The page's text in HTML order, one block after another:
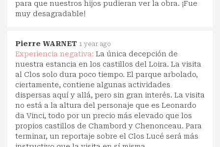
para que nuestros hijos pudieran ver la obra. ¡Fue
muy desagradable!
Pierre WARNET 1 year ago
Experiencia negativa: La única decepción de
nuestra estancia en los castillos del Loira. La visita
al Clos solo dura poco tiempo. El parque arbolado,
ciertamente, contiene algunas actividades
dispersas aquí y allá, pero sin gran interés. La visita
no está a la altura del personaje que es Leonardo
da Vinci, todo por un precio más elevado que los
propios castillos de Chambord y Chenonceau. Para
terminar, un reportaje sobre el Clos Lucé será más